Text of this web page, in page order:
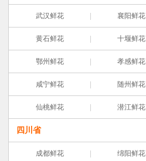
武汉鲜花 襄阳鲜花
黄石鲜花 十堰鲜花
鄂州鲜花 孝感鲜花
咸宁鲜花 随州鲜花
仙桃鲜花 潜江鲜花
四川省
成都鲜花 绵阳鲜花